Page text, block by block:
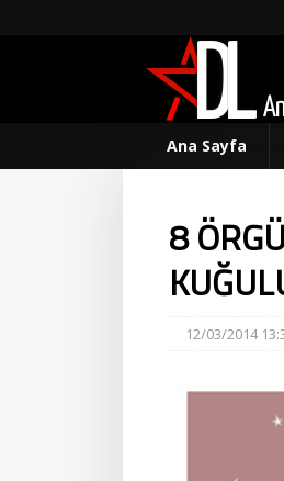
Ana Sayfa
8
12/03/2014